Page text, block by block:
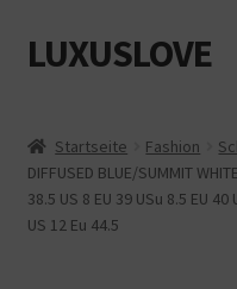
Zur
Navigation
Zum
Inhalt
LUXUSLOVE
Cookie-Richtlinie (EU)
Startseite Fashion
DIFFUSED BLUE/SUMMIT
38.5 US 8 EU 39 USu 8.5 EU 40
US 12 Eu 44.5